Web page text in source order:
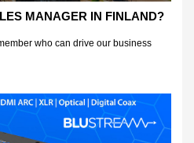
MANAGER IN FINLAND?
who can drive our business